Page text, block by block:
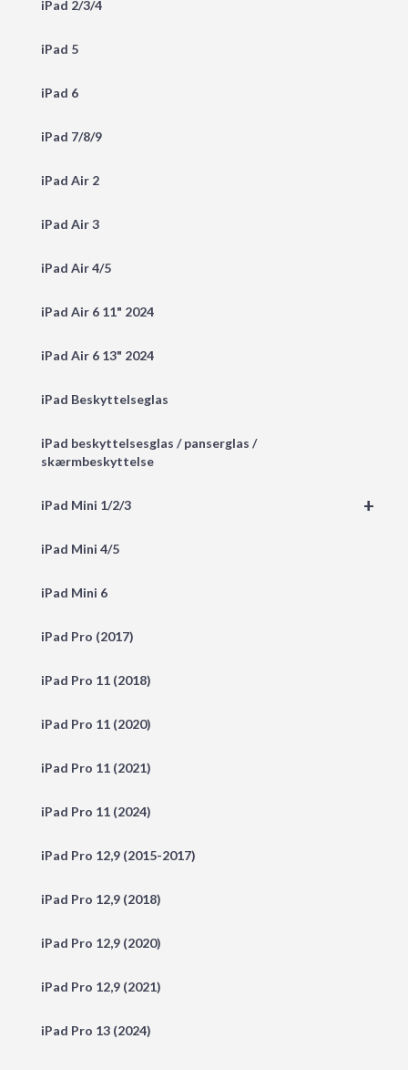
iPad 2/3/4
iPad 5
iPad 6
iPad 7/8/9
iPad Air 2
iPad Air 3
iPad Air 4/5
iPad Air 6 11" 2024
iPad Air 6 13" 2024
iPad Beskyttelseglas
iPad beskyttelsesglas / panserglas /
skærmbeskyttelse
+
iPad Mini 1/2/3
iPad Mini 4/5
iPad Mini 6
iPad Pro (2017)
iPad Pro 11 (2018)
iPad Pro 11 (2020)
iPad Pro 11 (2021)
iPad Pro 11 (2024)
iPad Pro 12,9 (2015-2017)
iPad Pro 12,9 (2018)
iPad Pro 12,9 (2020)
iPad Pro 12,9 (2021)
iPad Pro 13 (2024)